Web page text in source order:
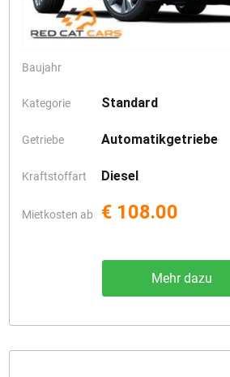
Baujahr
Kategorie Standard
Getriebe Automatikgetriebe
Kraftstoffart Diesel
Mietkosten ab € 108.00
Mehr dazu